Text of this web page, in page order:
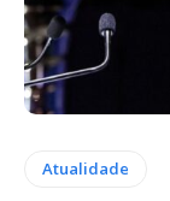
Atualidade